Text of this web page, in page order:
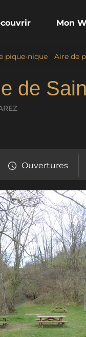
Mon
pique-nique Aire de
de
Ouvertures